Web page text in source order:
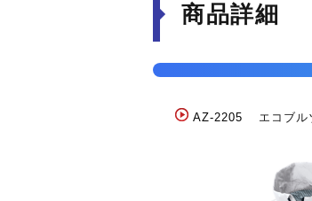
商品詳細
AZ-2205 エコブ